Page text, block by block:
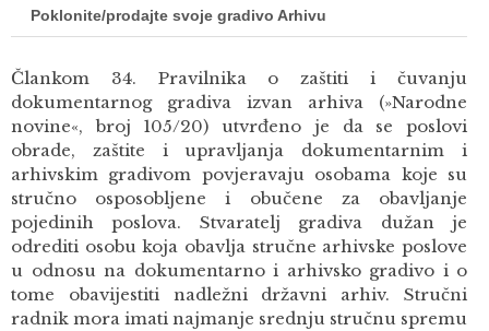
Poklonite/prodajte svoje gradivo Arhivu
Člankom 34. Pravilnika o zaštiti i čuvanju
dokumentarnog gradiva izvan arhiva (»Narodne
novine«, broj 105/20) utvrđeno je da se poslovi
obrade, zaštite i upravljanja dokumentarnim i
arhivskim gradivom povjeravaju osobama koje su
stručno osposobljene i obučene za obavljanje
pojedinih poslova. Stvaratelj gradiva dužan je
odrediti osobu koja obavlja stručne arhivske poslove
u odnosu na dokumentarno i arhivsko gradivo i o
tome obavijestiti nadležni državni arhiv. Stručni
radnik mora imati najmanje srednju stručnu spremu